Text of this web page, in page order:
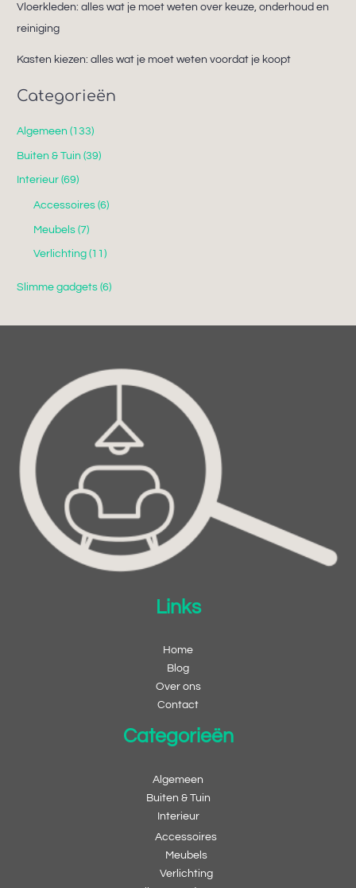
Vloerkleden: alles wat je moet weten over keuze, onderhoud en
reiniging
Kasten kiezen: alles wat je moet weten voordat je koopt
Categorieën
Algemeen (133)
Buiten & Tuin (39)
Interieur (69)
Accessoires(6)
Meubels(7)
Verlichting(11)
Slimme gadgets (6)
Links
Home
Blog
Over ons
Contact
Categorieën
Algemeen
Buiten & Tuin
Interieur
Accessoires
Meubels
Verlichting